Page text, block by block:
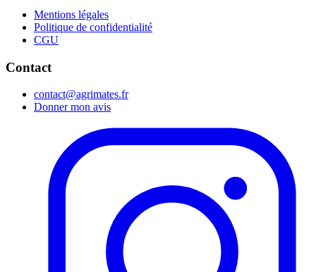
Mentions légales
Politique de confidentialité
CGU
Contact
contact@agrimates.fr
Donner mon avis